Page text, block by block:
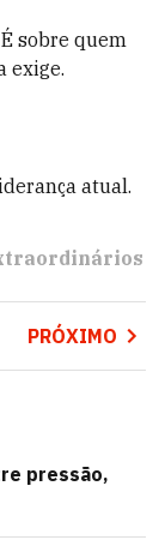
sobre quem
exige.
atual.
PRÓXIMO
pressão,